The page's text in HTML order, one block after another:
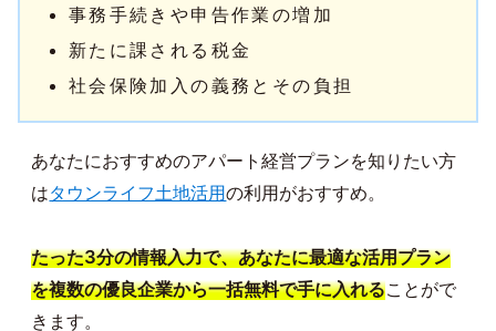
事務手続きや申告作業の増加
新たに課される税金
社会保険加入の義務とその負担
あなたにおすすめのアパート経営プランを知りたい方
はタウンライフ土地活用の利用がおすすめ。
たった3分の情報入力で、あなたに最適な活用プラン
を複数の優良企業から一括無料で手に入れることがで
きます。